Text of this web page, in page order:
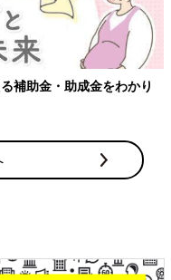
補助金・助成金をわかり